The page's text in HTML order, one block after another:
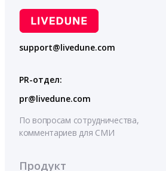
support@livedune.com
PR-отдел:
pr@livedune.com
По вопросам сотрудничества,
комментариев для СМИ
Продукт